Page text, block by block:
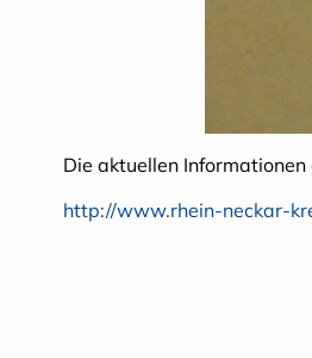
Die aktuellen
http://www.rhein-neckar-